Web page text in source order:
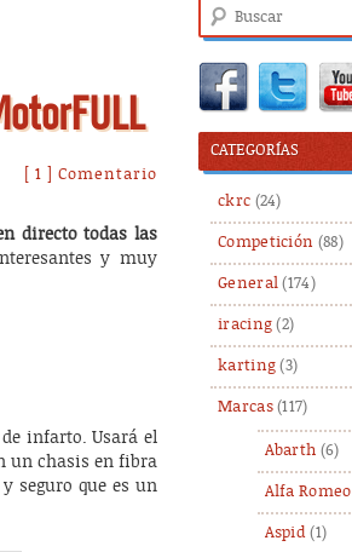
[ 1 ] Comentario
directo todas las
y muy
infarto. Usará el
un chasis en fibra
seguro que es un
Buscar
CATEGORÍAS
ckrc (24)
Competición (88)
General (174)
iracing (2)
karting (3)
Marcas(117)
Abarth (6)
Alfa Romeo
Aspid (1)